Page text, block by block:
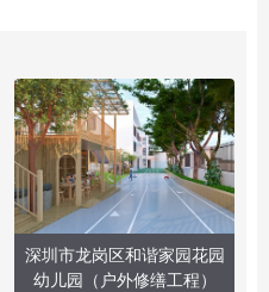
深圳市龙岗区和谐家园花园
幼儿园（户外修缮工程）